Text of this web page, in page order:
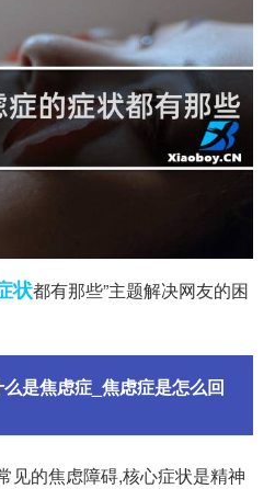
状都有那些”主题解决网友的困
是焦虑症_焦虑症是怎么回
见的焦虑障碍,核心症状是精神